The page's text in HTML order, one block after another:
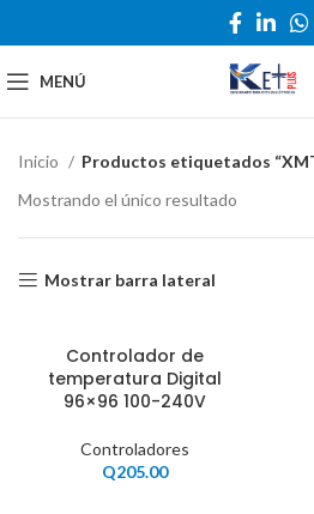
MENÚ
Inicio
Productos etiquetados
Mostrando el único resultado
Mostrar barra lateral
Controlador de
temperatura Digital
96×96 100-240V
Controladores
Q205.00